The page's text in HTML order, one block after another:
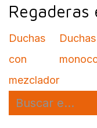
Regaderas
Duchas
con
mezclador
Duchas